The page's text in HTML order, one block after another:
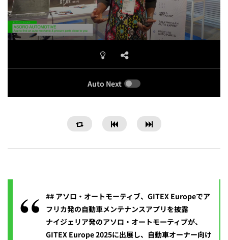
Auto Next
## アソロ・オートモーティブ、GITEX Europeでア
フリカ発の自動車メンテナンスアプリを披露
ナイジェリア発のアソロ・オートモーティブが、
GITEX Europe 2025に出展し、自動車オーナー向け